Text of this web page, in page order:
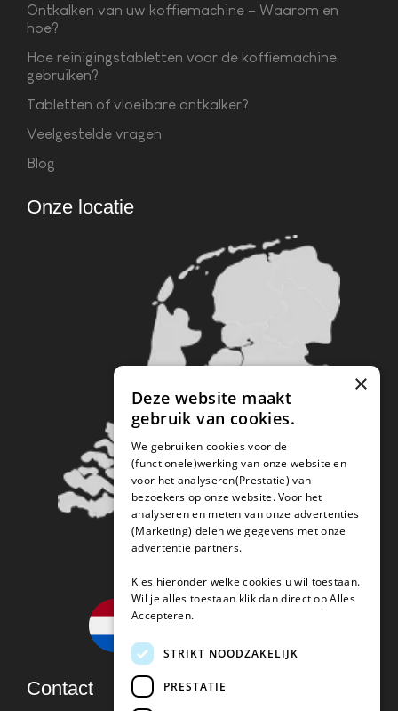
Ontkalken van uw koffiemachine – Waarom en
hoe?
Hoe reinigingstabletten voor de koffiemachine
gebruiken?
Tabletten of vloeibare ontkalker?
Veelgestelde vragen
Blog
Onze locatie
Contact
×
Deze website maakt
gebruik van cookies.
We gebruiken cookies voor de
(functionele)werking van onze website en
voor het analyseren(Prestatie) van
bezoekers op onze website. Voor het
analyseren en meten van onze advertenties
(Marketing) delen we gegevens met onze
advertentie partners.
Kies hieronder welke cookies u wil toestaan.
Wil je alles toestaan klik dan direct op Alles
Accepteren.
STRIKT NOODZAKELIJK
PRESTATIE